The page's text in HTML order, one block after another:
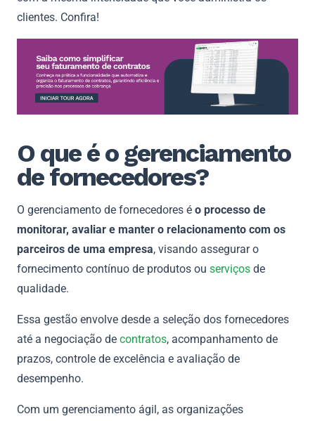
clientes. Confira!
O que é o gerenciamento
de fornecedores?
O gerenciamento de fornecedores é o processo de
monitorar, avaliar e manter o relacionamento com os
parceiros de uma empresa, visando assegurar o
fornecimento contínuo de produtos ou serviços de
qualidade.
Essa gestão envolve desde a seleção dos fornecedores
até a negociação de contratos, acompanhamento de
prazos, controle de excelência e avaliação de
desempenho.
Com um gerenciamento ágil, as organizações